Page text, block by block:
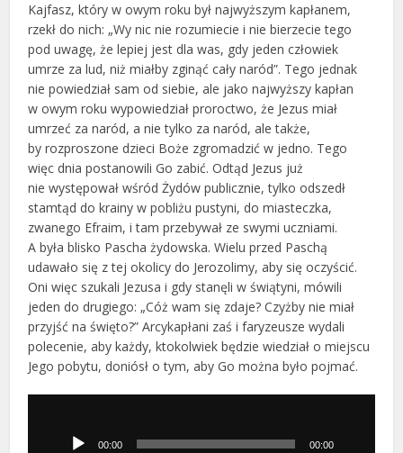
Kajfasz, który w owym roku był najwyższym kapłanem,
rzekł do nich: „Wy nic nie rozumiecie i nie bierzecie tego
pod uwagę, że lepiej jest dla was, gdy jeden człowiek
umrze za lud, niż miałby zginąć cały naród”. Tego jednak
nie powiedział sam od siebie, ale jako najwyższy kapłan
w owym roku wypowiedział proroctwo, że Jezus miał
umrzeć za naród, a nie tylko za naród, ale także,
by rozproszone dzieci Boże zgromadzić w jedno. Tego
więc dnia postanowili Go zabić. Odtąd Jezus już
nie występował wśród Żydów publicznie, tylko odszedł
stamtąd do krainy w pobliżu pustyni, do miasteczka,
zwanego Efraim, i tam przebywał ze swymi uczniami.
A była blisko Pascha żydowska. Wielu przed Paschą
udawało się z tej okolicy do Jerozolimy, aby się oczyścić.
Oni więc szukali Jezusa i gdy stanęli w świątyni, mówili
jeden do drugiego: „Cóż wam się zdaje? Czyżby nie miał
przyjść na święto?” Arcykapłani zaś i faryzeusze wydali
polecenie, aby każdy, ktokolwiek będzie wiedział o miejscu
Jego pobytu, doniósł o tym, aby Go można było pojmać.
dźwiękowych00:00 00:00